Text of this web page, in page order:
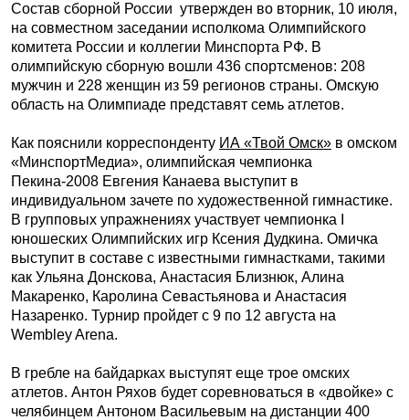
Состав сборной России утвержден во вторник, 10 июля,
на совместном заседании исполкома Олимпийского
комитета России и коллегии Минспорта РФ. В
олимпийскую сборную вошли 436 спортсменов: 208
мужчин и 228 женщин из 59 регионов страны. Омскую
область на Олимпиаде представят семь атлетов.
Как пояснили корреспонденту ИА «Твой Омск» в омском
«МинспортМедиа», олимпийская чемпионка
Пекина-2008 Евгения Канаева выступит в
индивидуальном зачете по художественной гимнастике.
В групповых упражнениях участвует чемпионка I
юношеских Олимпийских игр Ксения Дудкина. Омичка
выступит в составе с известными гимнастками, такими
как Ульяна Донскова, Анастасия Близнюк, Алина
Макаренко, Каролина Севастьянова и Анастасия
Назаренко. Турнир пройдет с 9 по 12 августа на
Wembley Arena.
В гребле на байдарках выступят еще трое омских
атлетов. Антон Ряхов будет соревноваться в «двойке» с
челябинцем Антоном Васильевым на дистанции 400